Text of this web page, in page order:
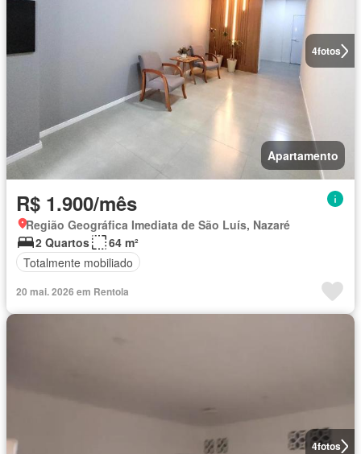
4fotos
Apartamento
R$ 1.900/mês
Região Geográfica Imediata de São Luís, Nazaré
2 Quartos
64 m²
Totalmente mobiliado
20 mai. 2026 em Rentola
4fotos